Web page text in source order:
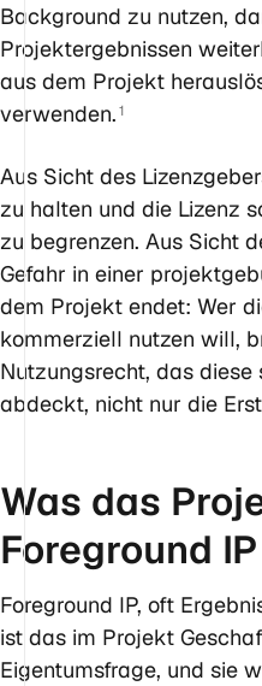
Background zu nutzen,
Projektergebnissen
aus dem Projekt
verwenden. 1
Aus Sicht des
zu halten und die Lizenz
zu begrenzen. Aus Sicht
Gefahr in einer
dem Projekt endet: Wer
kommerziell nutzen will,
Nutzungsrecht, das
abdeckt, nicht nur die
Was das
Foreground IP
Foreground IP, oft
ist das im Projekt
Eigentumsfrage, und sie